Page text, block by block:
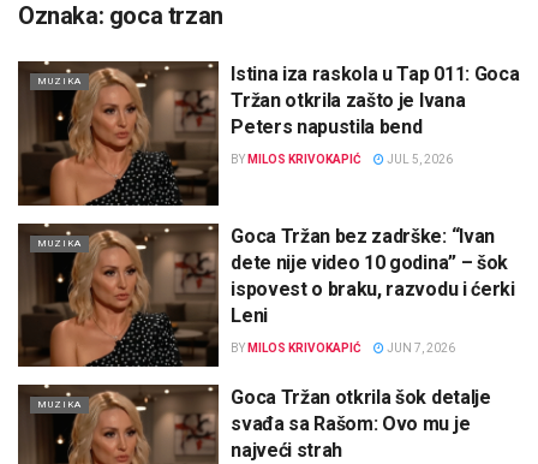
Oznaka: goca trzan
MUZIKA
Istina iza raskola u Tap 011: Goca
Tržan otkrila zašto je Ivana
Peters napustila bend
BY MILOS KRIVOKAPIĆ JUL 5, 2026
MUZIKA
Goca Tržan bez zadrške: “Ivan
dete nije video 10 godina” – šok
ispovest o braku, razvodu i ćerki
Leni
BY MILOS KRIVOKAPIĆ JUN 7, 2026
MUZIKA
Goca Tržan otkrila šok detalje
svađa sa Rašom: Ovo mu je
najveći strah